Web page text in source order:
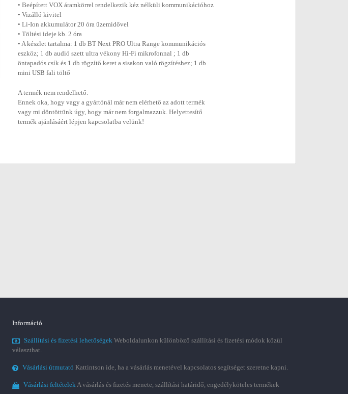
• Beépített VOX áramkörrel rendelkezik kéz nélküli kommunikációhoz
• Vizálló kivitel
• Li-Ion akkumulátor 20 óra üzemidővel
• Töltési ideje kb. 2 óra
• A készlet tartalma: 1 db BT Next PRO Ultra Range kommunikációs
eszköz; 1 db audió szett ultra vékony Hi-Fi mikrofonnal ; 1 db
öntapadós csík és 1 db rögzítő keret a sisakon való rögzítéshez; 1 db
mini USB fali töltő
A termék nem rendelhető.
Ennek oka, hogy vagy a gyártónál már nem elérhető az adott termék
vagy mi döntöttünk úgy, hogy már nem forgalmazzuk. Helyettesítő
termék ajánlásáért lépjen kapcsolatba velünk!
Információ
Szállítási és fizetési lehetőségek Weboldalunkon különböző szállítási és fizetési módok közül
választhat.
Vásárlási útmutató Kattintson ide, ha a vásárlás menetével kapcsolatos segítséget szeretne kapni.
Vásárlási feltételekA vásárlás és fizetés menete, szállítási határidő, engedélyköteles termékek